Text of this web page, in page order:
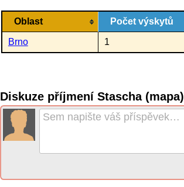
Oblast Počet výskytů
Brno 1
Diskuze příjmení Stascha (mapa)